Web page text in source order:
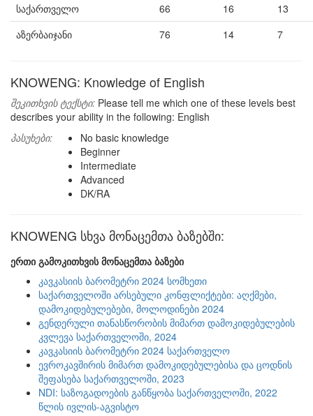
საქართველო
66 16
13
აზერბაიჯანი
76 14 7
KNOWENG: Knowledge of English
შეკითხვის ტექსტი: Please tell me which one of these levels best
describes your ability in the following: English
პასუხები:
No basic knowledge
Beginner
Intermediate
Advanced
DK/RA
KNOWENG სხვა მონაცემთა ბაზებში:
ერთი გამოკითხვის მონაცემთა ბაზები
კავკასიის ბარომეტრი 2024 სომხეთი
საქართველოში არსებული კონფლიქტები: აღქმები,
დამოკიდებულებები, მოლოდინები 2024
გენდერული თანასწორობის მიმართ დამოკიდებულების
კვლევა საქართველოში, 2024
კავკასიის ბარომეტრი 2024 საქართველო
ევროკავშირის მიმართ დამოკიდებულებისა და ცოდნის
შეფასება საქართველოში, 2023
NDI: საზოგადოების განწყობა საქართველოში, 2022
წლის ივლის-აგვისტო